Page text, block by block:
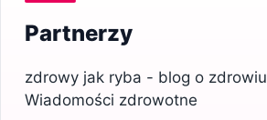
Partnerzy
zdrowy jak ryba - blog o zdrowiu
Wiadomości zdrowotne